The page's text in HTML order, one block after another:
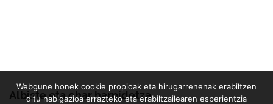
Albiste eta ohar harpidetza
Webgune honek cookie propioak eta hirugarrenenak erabiltzen
ditu nabigazioa errazteko eta erabiltzailearen esperientzia